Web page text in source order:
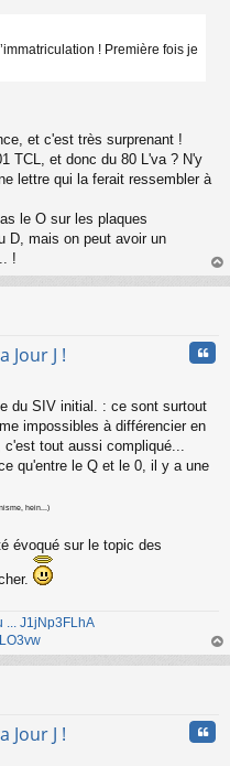
! Première fois je
et c'est très surprenant !
TCL, et donc du 80 L'va ? N'y
lettre qui la ferait ressembler à
le O sur les plaques
D, mais on peut avoir un
!
au
Jour J !
du SIV initial. : ce sont surtout
impossibles à différencier en
tout aussi compliqué...
qu'entre le Q et le 0, il y a une
hein...)
évoqué sur le topic des
... J1jNp3FLhA
au
Jour J !